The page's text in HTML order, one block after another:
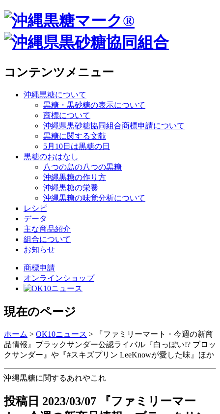
コンテンツメニュー
沖縄黒糖について
黒糖・黒砂糖の表示について
商標について
沖縄県黒砂糖協同組合商標申請について
黒糖に関する文献
5月10日は黒糖の日
黒糖のおはなし
八つの島の八つの黒糖
沖縄黒糖の作り方
沖縄黒糖の栄養
沖縄黒糖の味覚分析について
レシピ
データ
主な商品紹介
組合について
お知らせ
商標申請
オンラインショップ
現在のページ
ホーム > OK10ニュース >
『ファミリーマート・今週の新商
品情報』ブラックサンダー公認ライバル『白っぽい!? ブロッ
クサンダー』や『#スキズプリン LeeKnowが愛した味』ほか
沖縄黒糖に関するあれやこれ
投稿日 2023/03/07 『ファミリーマー